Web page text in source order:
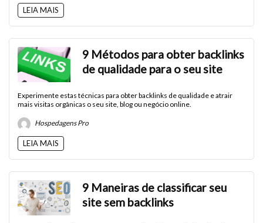
LEIA MAIS
9 Métodos para obter backlinks
de qualidade para o seu site
Experimente estas técnicas para obter backlinks de qualidade e atrair
mais visitas orgânicas o seu site, blog ou negócio online.
Hospedagens Pro
LEIA MAIS
9 Maneiras de classificar seu
site sem backlinks